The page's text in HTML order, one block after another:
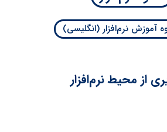
آموزش نرم‌افزار (انگلیسی)
از محیط نرم‌افزار